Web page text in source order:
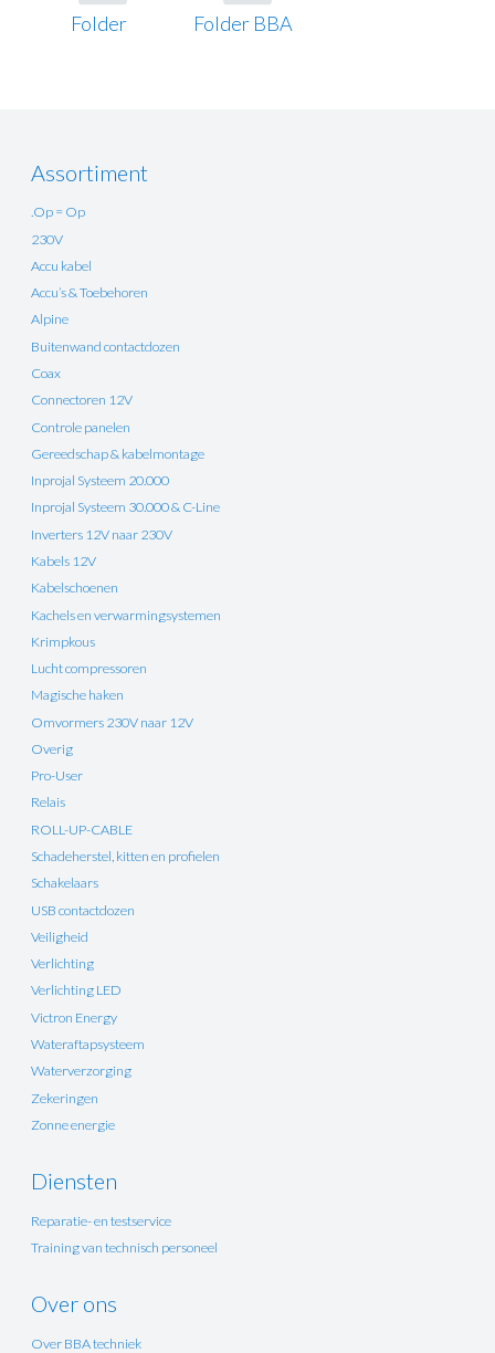
Folder Folder BBA
Assortiment
.Op = Op
230V
Accu kabel
Accu’s & Toebehoren
Alpine
Buitenwand contactdozen
Coax
Connectoren 12V
Controle panelen
Gereedschap & kabelmontage
Inprojal Systeem 20.000
Inprojal Systeem 30.000 & C-Line
Inverters 12V naar 230V
Kabels 12V
Kabelschoenen
Kachels en verwarmingsystemen
Krimpkous
Lucht compressoren
Magische haken
Omvormers 230V naar 12V
Overig
Pro-User
Relais
ROLL-UP-CABLE
Schadeherstel, kitten en profielen
Schakelaars
USB contactdozen
Veiligheid
Verlichting
Verlichting LED
Victron Energy
Wateraftapsysteem
Waterverzorging
Zekeringen
Zonne energie
Diensten
Reparatie- en testservice
Training van technisch personeel
Over ons
Over BBA techniek